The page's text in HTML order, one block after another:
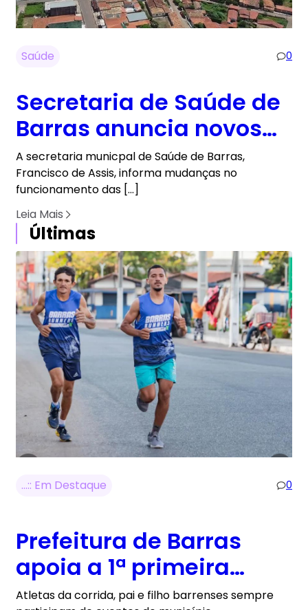
Saúde 0
Secretaria de Saúde de
Barras anuncia novos
horários de
funcionamento dos
postos de saúde
A secretaria municpal de Saúde de Barras,
Francisco de Assis, informa mudanças no
funcionamento das […]
Leia Mais
Últimas
…:: Em Destaque 0
Prefeitura de Barras
apoia a 1ª primeira
edição do BARRAS
Atletas da corrida, pai e filho barrenses sempre